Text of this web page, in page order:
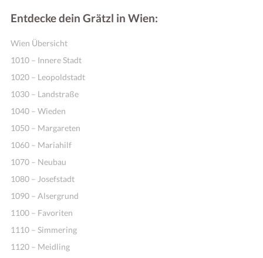
Entdecke dein Grätzl in Wien:
Wien Übersicht
1010 – Innere Stadt
1020 – Leopoldstadt
1030 – Landstraße
1040 – Wieden
1050 – Margareten
1060 – Mariahilf
1070 – Neubau
1080 – Josefstadt
1090 – Alsergrund
1100 – Favoriten
1110 – Simmering
1120 – Meidling